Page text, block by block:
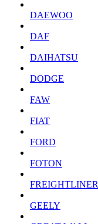
DAEWOO
DAF
DAIHATSU
DODGE
FAW
FIAT
FORD
FOTON
FREIGHTLINER
GEELY